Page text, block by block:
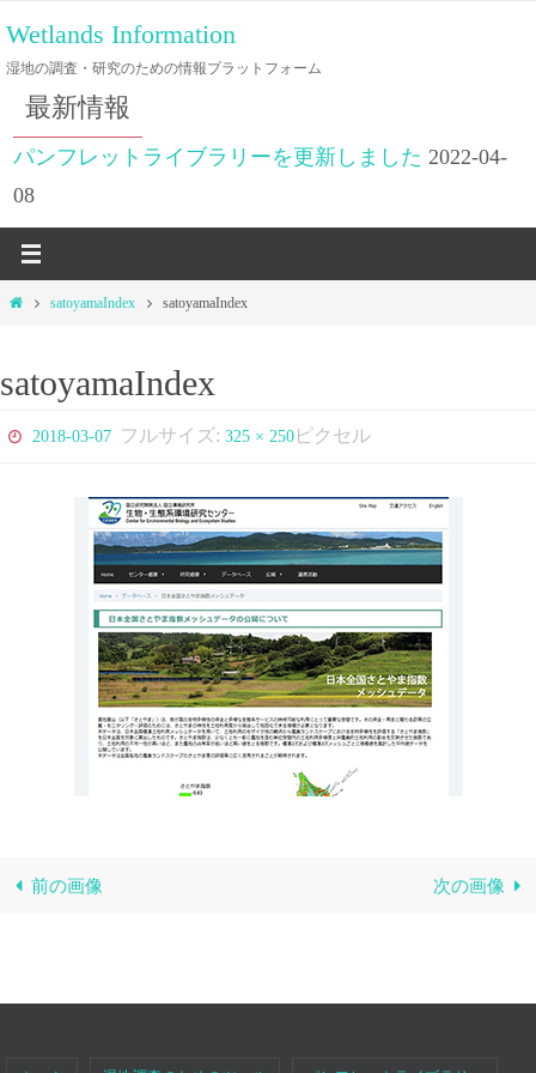
ン
テ
ツ
ス
プ
Wetlands Information
湿地の調査・研究のための情報プラットフォーム
最新情報
パンフレットライブラリーを更新しました 2022-04-
08
ホ
satoyamaIndex satoyamaIndex
satoyamaIndex
2018-03-07 フルサイズ:325 × 250 ピクセル
前の画像 次の画像